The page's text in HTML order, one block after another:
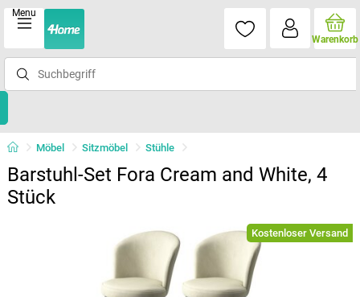
Menu
Warenkorb
Möbel Sitzmöbel Stühle
Barstuhl-Set Fora Cream and White, 4
Stück
Kostenloser Versand